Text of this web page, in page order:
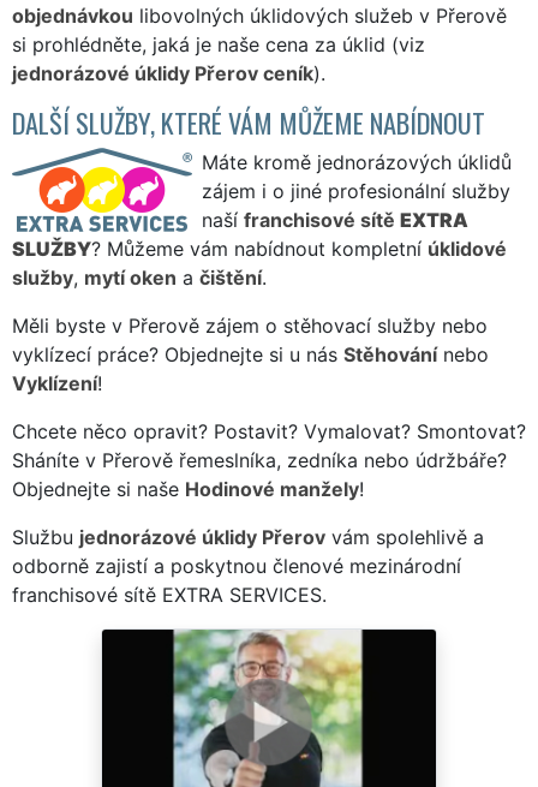
objednávkou libovolných úklidových služeb v Přerově
si prohlédněte, jaká je naše cena za úklid (viz
jednorázové úklidy Přerov ceník).
DALŠÍ SLUŽBY, KTERÉ VÁM MŮŽEME NABÍDNOUT
Máte kromě jednorázových úklidů
zájem i o jiné profesionální služby
naší franchisové sítě EXTRA
SLUŽBY? Můžeme vám nabídnout kompletní úklidové
služby, mytí oken a čištění.
Měli byste v Přerově zájem o stěhovací služby nebo
vyklízecí práce? Objednejte si u nás Stěhovánínebo
Vyklízení!
Chcete něco opravit? Postavit? Vymalovat? Smontovat?
Sháníte v Přerově řemeslníka, zedníka nebo údržbáře?
Objednejte si naše Hodinové manžely!
Službu jednorázové úklidy Přerov vám spolehlivě a
odborně zajistí a poskytnou členové mezinárodní
franchisové sítě EXTRA SERVICES.